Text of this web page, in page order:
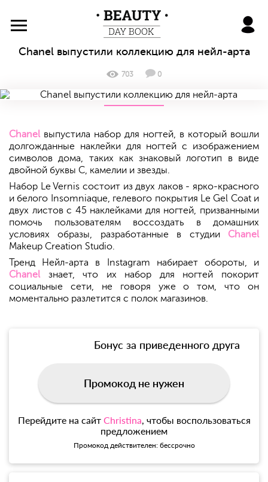
BeautyDayBook
Chanel выпустили коллекцию для нейл-арта
703 0
Chanelвыпустила набор для ногтей, в который вошли
долгожданные наклейки для ногтей с изображением
символов дома, таких как знаковый логотип в виде
двойной буквы С, камелии и звезды.
Набор Le Vernis состоит из двух лаков - ярко-красного
и белого Insomniaque, гелевого покрытия Le Gel Coat и
двух листов с 45 наклейками для ногтей, призванными
помочь пользователям воссоздать в домашних
условиях образы, разработанные в студии Chanel
Makeup Creation Studio.
Тренд Нейл-арта в Instagram набирает обороты, и
Chanelзнает, что их набор для ногтей покорит
социальные сети, не говоря уже о том, что он
моментально разлетится с полок магазинов.
Бонус за приведенного друга
Промокод не нужен
Перейдите на сайт Christina, чтобы воспользоваться
предложением
Промокод действителен: бессрочно